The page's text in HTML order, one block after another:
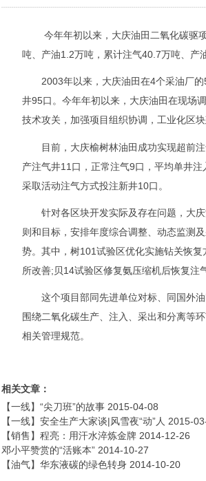
今年年初以来，大庆油田二氧化碳驱项
吨、产油1.2万吨，累计注气40.7万吨、产
2003年以来，大庆油田在4个采油厂的
井95口。今年年初以来，大庆油田在现场
技术攻关，加强项目组织协调，工业化区
目前，大庆榆树林油田成功实现超前注
产注气井11口，正常注气9口，平均单井
采取活动注气方式投注新井10口。
针对各区块开发实际及存在问题，大庆
则和目标，安排年度综合调整、动态监测
势。其中，树101试验区优化实施钻关恢
所改善;贝14试验区修复氨压缩机后恢复注
这个项目部同先进单位对标、同国外油
围绕二氧化碳生产、注入、采出和分离等
相关管理规范。
相关文章：
【一线】“尖刀班”的故事 2015-04-08
【一线】安全生产大家谈|风雪夜“动”人 2015-
【销售】程亮：用汗水淬炼金牌 2014-12-26
邓小平赞赏的“活账本” 2014-10-27
【油气】华东液碳的绿色转身 2014-10-20